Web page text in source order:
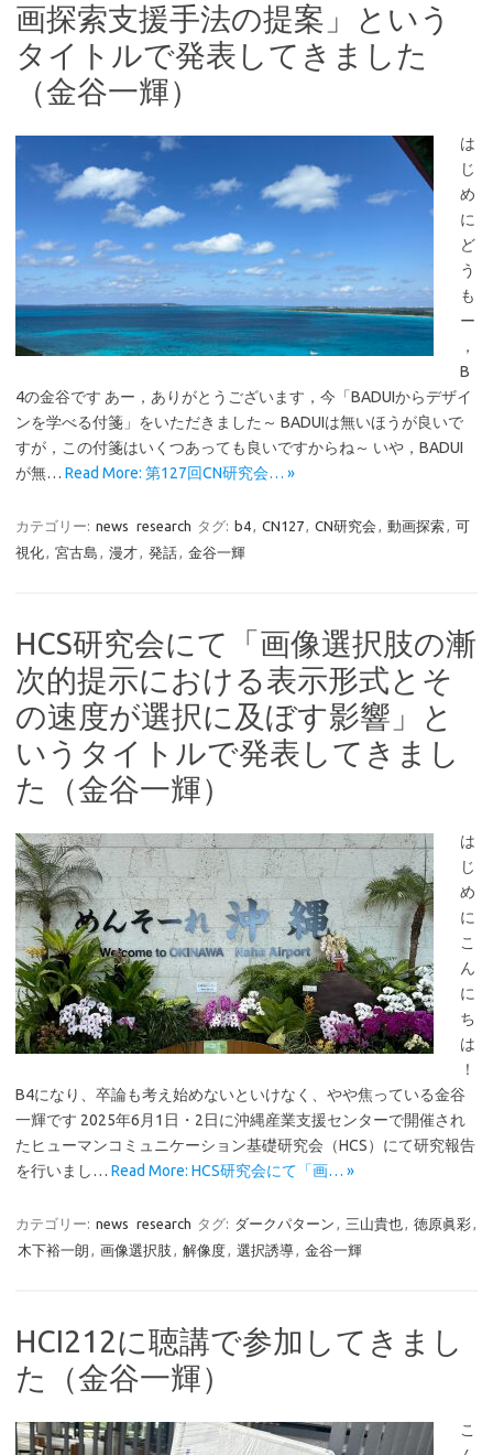
画探索支援手法の提案」という
タイトルで発表してきました
（金谷一輝）
は
じ
め
に
ど
う
も
ー
，
B
4の金谷です あー，ありがとうございます，今「BADUIからデザイ
ンを学べる付箋」をいただきました～ BADUIは無いほうが良いで
すが，この付箋はいくつあっても良いですからね～ いや，BADUI
が無… Read More: 第127回CN研究会… »
カテゴリー: news research タグ: b4, CN127, CN研究会 , 動画探索, 可
視化, 宮古島 , 漫才, 発話, 金谷一輝
HCS研究会にて「画像選択肢の漸
次的提示における表示形式とそ
の速度が選択に及ぼす影響」と
いうタイトルで発表してきまし
た（金谷一輝）
は
じ
め
に
こ
ん
に
ち
は
！
B4になり、卒論も考え始めないといけなく、やや焦っている金谷
一輝です 2025年6月1日・2日に沖縄産業支援センターで開催され
たヒューマンコミュニケーション基礎研究会（HCS）にて研究報告
を行いまし… Read More: HCS研究会にて「画… »
カテゴリー: news research タグ: ダークパターン , 三山貴也, 徳原眞彩,
木下裕一朗 , 画像選択肢 , 解像度, 選択誘導, 金谷一輝
HCI212に聴講で参加してきまし
た（金谷一輝）
こ